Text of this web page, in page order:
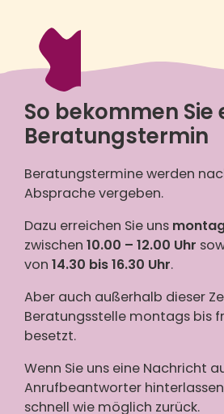
So bekommen Sie
Beratungstermin
Beratungstermine werden
Absprache vergeben.
Dazu erreichen Sie uns
zwischen 10.00 – 12.00 Uhr
von 14.30 bis 16.30 Uhr.
Aber auch außerhalb dieser
Beratungsstelle montags bis
besetzt.
Wenn Sie uns eine Nachricht
Anrufbeantworter
schnell wie möglich zurück.